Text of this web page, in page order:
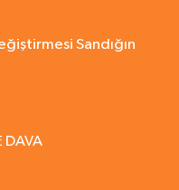
Sandığın
DAVA